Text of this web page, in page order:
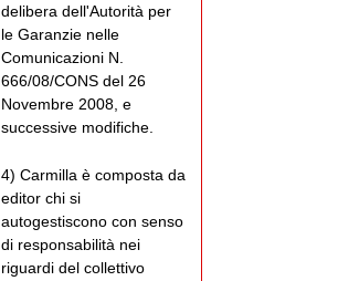
delibera dell'Autorità per
le Garanzie nelle
Comunicazioni N.
666/08/CONS del 26
Novembre 2008, e
successive modifiche.
4) Carmilla è composta da
editor chi si
autogestiscono con senso
di responsabilità nei
riguardi del collettivo